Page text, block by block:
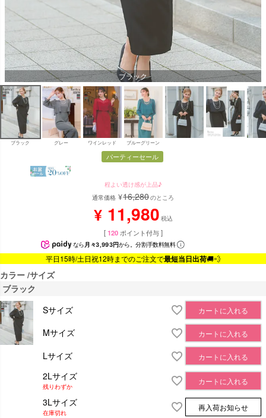
ブラック
ブラック グレー ワインレッド ブルーグリーン
パーティーセール
程よい透け感が上品♪
通常価格 ¥16,280のところ
¥ 11,980 税込
[ 120 ポイント付与 ]
なら 月々3,993円から。分割手数料無料
平日15時/土日祝12時までのご注文で最短当日出荷🚚💨
カラー サイズ
ブラック
Sサイズ
カートに入れる
Mサイズ カートに入れる
Lサイズ カートに入れる
2Lサイズ
残りわずか
カートに入れる
3Lサイズ
在庫切れ
再入荷お知らせ